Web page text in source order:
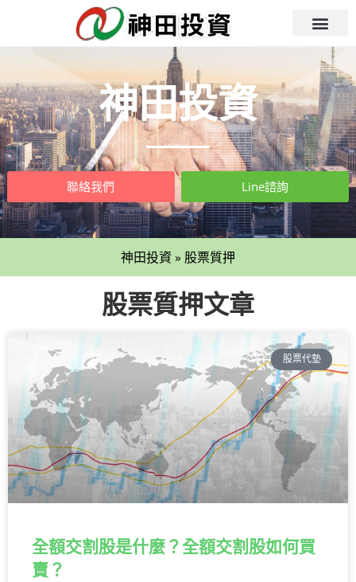
神田投資
聯絡我們 Line諮詢
神田投資 » 股票質押
股票質押文章
股票代墊
全額交割股是什麼？全額交割股如何買
賣？